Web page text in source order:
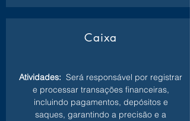
Caixa
Atividades: Será responsável por registrar
e processar transações financeiras,
incluindo pagamentos, depósitos e
saques, garantindo a precisão e a